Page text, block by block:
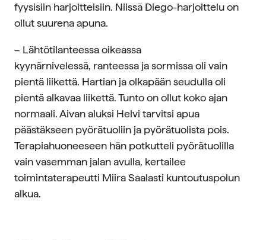
fyysisiin harjoitteisiin. Niissä Diego-harjoittelu on
ollut suurena apuna.
– Lähtötilanteessa oikeassa
kyynärnivelessä, ranteessa ja sormissa oli vain
pientä liikettä. Hartian ja olkapään seudulla oli
pientä alkavaa liikettä. Tunto on ollut koko ajan
normaali. Aivan aluksi Helvi tarvitsi apua
päästäkseen pyörätuoliin ja pyörätuolista pois.
Terapiahuoneeseen hän potkutteli pyörätuolilla
vain vasemman jalan avulla, kertailee
toimintaterapeutti Miira Saalasti kuntoutuspolun
alkua.